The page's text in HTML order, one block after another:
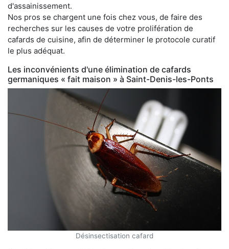
d'assainissement.
Nos pros se chargent une fois chez vous, de faire des
recherches sur les causes de votre prolifération de
cafards de cuisine, afin de déterminer le protocole curatif
le plus adéquat.
Les inconvénients d'une élimination de cafards
germaniques « fait maison » à Saint-Denis-les-Ponts
Désinsectisation cafard